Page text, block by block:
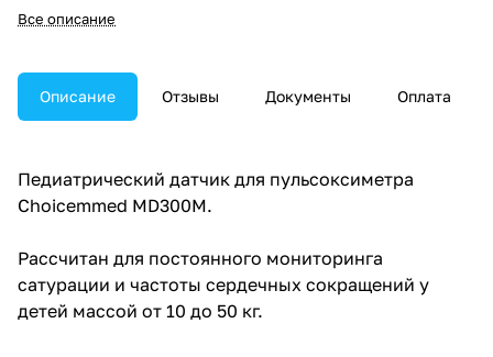
Все описание
Описание Отзывы Документы Оплата
Педиатрический датчик для пульсоксиметра
Choicemmed MD300M.
Рассчитан для постоянного мониторинга
сатурации и частоты сердечных сокращений у
детей массой от 10 до 50 кг.